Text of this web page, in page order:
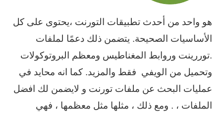
هو واحد من أحدث تطبيقات التورنت ،يحتوى على كل
الأساسيات الصحيحة. يتضمن ذلك دعمًا لملفات
.توررينت وروابط المغناطيس ومعظم البروتوكولات
وتحميل من الويفي فقط والمزيد. كما انه محايد في
عمليات البحث عن ملفات تورنت و لايضمن لك افضل
الملفات ، . ومع ذلك ، مثلها مثل معظمها ، فهي